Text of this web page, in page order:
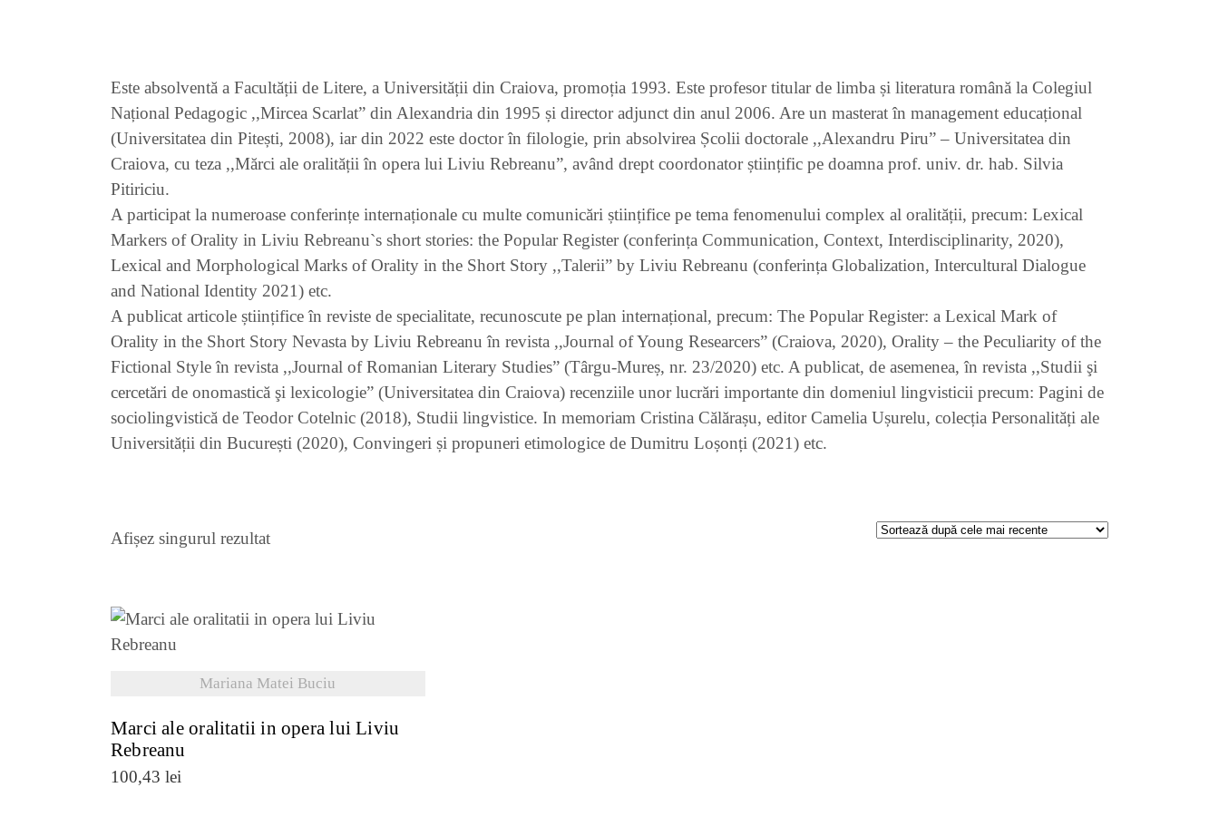
Este absolventă a Facultății de Litere, a Universității din Craiova, promoția 1993. Este profesor titular de limba și literatura română la Colegiul
Național Pedagogic ,,Mircea Scarlat” din Alexandria din 1995 și director adjunct din anul 2006. Are un masterat în management educațional
(Universitatea din Pitești, 2008), iar din 2022 este doctor în filologie, prin absolvirea Școlii doctorale ,,Alexandru Piru” – Universitatea din
Craiova, cu teza ,,Mărci ale oralității în opera lui Liviu Rebreanu”, având drept coordonator științific pe doamna prof. univ. dr. hab. Silvia
Pitiriciu.
A participat la numeroase conferințe internaționale cu multe comunicări științifice pe tema fenomenului complex al oralității, precum: Lexical
Markers of Orality in Liviu Rebreanu`s short stories: the Popular Register (conferința Communication, Context, Interdisciplinarity, 2020),
Lexical and Morphological Marks of Orality in the Short Story ,,Talerii” by Liviu Rebreanu (conferința Globalization, Intercultural Dialogue
and National Identity 2021) etc.
A publicat articole științifice în reviste de specialitate, recunoscute pe plan internațional, precum: The Popular Register: a Lexical Mark of
Orality in the Short Story Nevasta by Liviu Rebreanu în revista ,,Journal of Young Researcers” (Craiova, 2020), Orality – the Peculiarity of the
Fictional Style în revista ,,Journal of Romanian Literary Studies” (Târgu-Mureș, nr. 23/2020) etc. A publicat, de asemenea, în revista ,,Studii şi
cercetări de onomastică şi lexicologie” (Universitatea din Craiova) recenziile unor lucrări importante din domeniul lingvisticii precum: Pagini de
sociolingvistică de Teodor Cotelnic (2018), Studii lingvistice. In memoriam Cristina Călărașu, editor Camelia Ușurelu, colecția Personalități ale
Universității din București (2020), Convingeri și propuneri etimologice de Dumitru Loșonți (2021) etc.
Afișez singurul rezultat
Mariana Matei Buciu
Marci ale oralitatii in opera lui Liviu
Rebreanu
100,43 lei